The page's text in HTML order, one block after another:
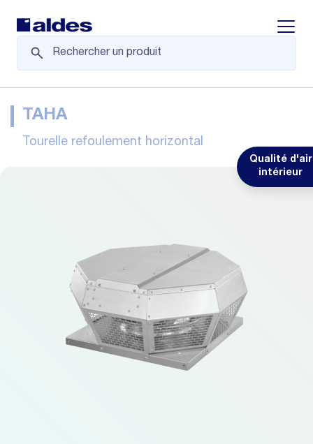
Qualité d'air
intérieur
TAHA
Tourelle refoulement horizontal